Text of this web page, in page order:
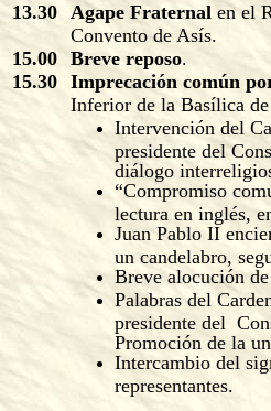
13.30 Agape Fraternal en el
Convento de Asís.
15.00 Breve reposo.
15.30 Imprecación común
Inferior de la Basílica
Intervención del
presidente del
diálogo
“Compromiso
lectura en inglés,
Juan Pablo II
un candelabro,
Breve alocución
Palabras del
presidente del
Promoción de la
Intercambio del
representantes.